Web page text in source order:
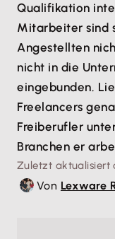
Qualifikation
Mitarbeiter sind
Angestellten
nicht in die
eingebunden.
Freelancers
Freiberufler
Branchen er
Zuletzt aktualisiert
Von Lexware